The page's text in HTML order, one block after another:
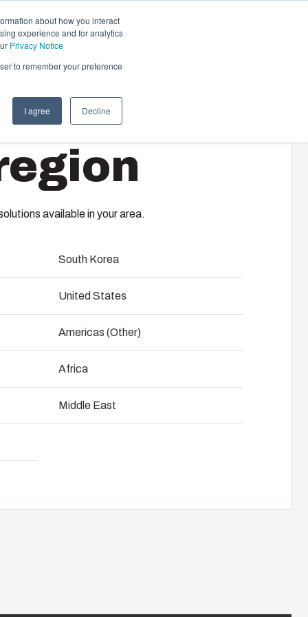
about how you interact
experience and for analytics
Privacy Notice
to remember your preference
I agree Decline
NOT SET(Change)
available in your area.
South Korea
United States
Americas (Other)
Africa
Middle East